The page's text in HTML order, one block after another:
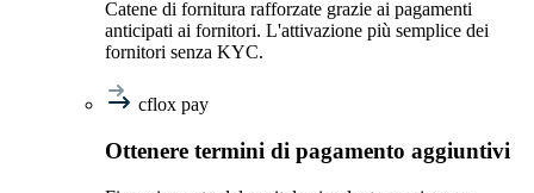
Catene di fornitura rafforzate grazie ai pagamenti
anticipati ai fornitori. L'attivazione più semplice dei
fornitori senza KYC.
cflox pay
Ottenere termini di pagamento aggiuntivi